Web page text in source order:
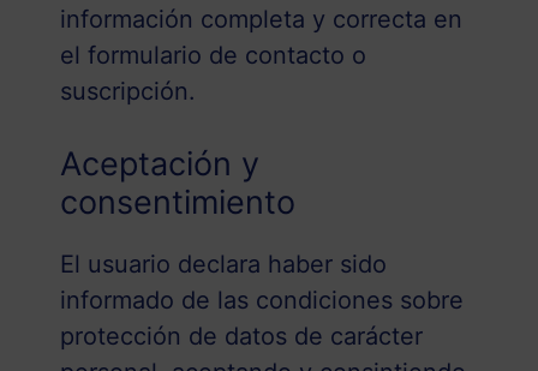
información completa y correcta en
el formulario de contacto o
suscripción.
Aceptación y
consentimiento
El usuario declara haber sido
informado de las condiciones sobre
protección de datos de carácter